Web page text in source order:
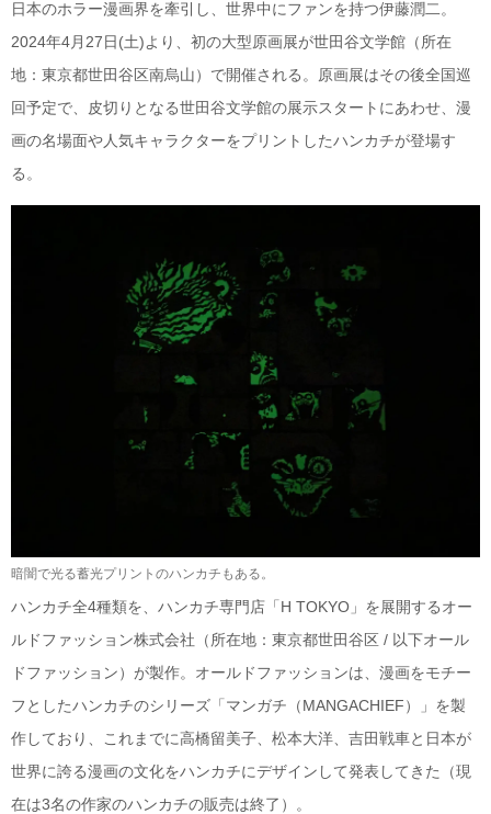
日本のホラー漫画界を牽引し、世界中にファンを持つ伊藤潤二。
2024年4月27日(土)より、初の大型原画展が世田谷文学館（所在
地：東京都世田谷区南烏山）で開催される。原画展はその後全国巡
回予定で、皮切りとなる世田谷文学館の展示スタートにあわせ、漫
画の名場面や人気キャラクターをプリントしたハンカチが登場す
る。
暗闇で光る蓄光プリントのハンカチもある。
ハンカチ全4種類を、ハンカチ専門店「H TOKYO」を展開するオー
ルドファッション株式会社（所在地：東京都世田谷区 / 以下オール
ドファッション）が製作。オールドファッションは、漫画をモチー
フとしたハンカチのシリーズ「マンガチ（MANGACHIEF）」を製
作しており、これまでに高橋留美子、松本大洋、吉田戦車と日本が
世界に誇る漫画の文化をハンカチにデザインして発表してきた（現
在は3名の作家のハンカチの販売は終了）。